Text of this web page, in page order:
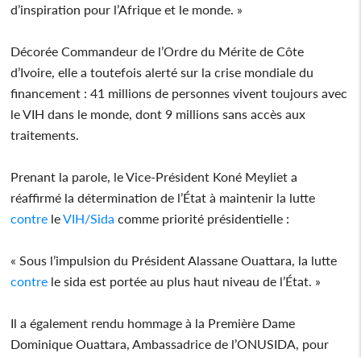
d’inspiration pour l’Afrique et le monde. »
Décorée Commandeur de l’Ordre du Mérite de Côte
d’Ivoire, elle a toutefois alerté sur la crise mondiale du
financement : 41 millions de personnes vivent toujours avec
le VIH dans le monde, dont 9 millions sans accès aux
traitements.
Prenant la parole, le Vice-Président Koné Meyliet a
réaffirmé la détermination de l’État à maintenir la lutte
contre leVIH/Sida comme priorité présidentielle :
« Sous l’impulsion du Président Alassane Ouattara, la lutte
contre le sida est portée au plus haut niveau de l’État. »
Il a également rendu hommage à la Première Dame
Dominique Ouattara, Ambassadrice de l’ONUSIDA, pour